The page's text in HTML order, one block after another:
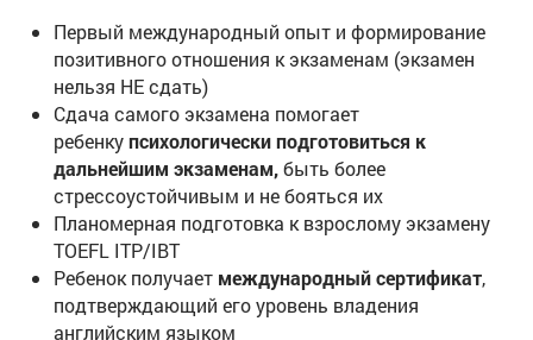
Первый международный опыт и формирование
позитивного отношения к экзаменам (экзамен
нельзя НЕ сдать)
Сдача самого экзамена помогает
ребенкупсихологическиподготовиться к
дальнейшим экзаменам,быть более
стрессоустойчивым и не бояться их
Планомерная подготовка к взрослому экзамену
TOEFL ITP/IBT
Ребенок получает международныйсертификат,
подтверждающий его уровень владения
английским языком